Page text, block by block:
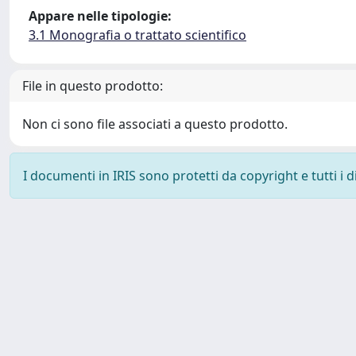
Appare nelle tipologie:
3.1 Monografia o trattato scientifico
File in questo prodotto:
Non ci sono file associati a questo prodotto.
I documenti in IRIS sono protetti da copyright e tutti i